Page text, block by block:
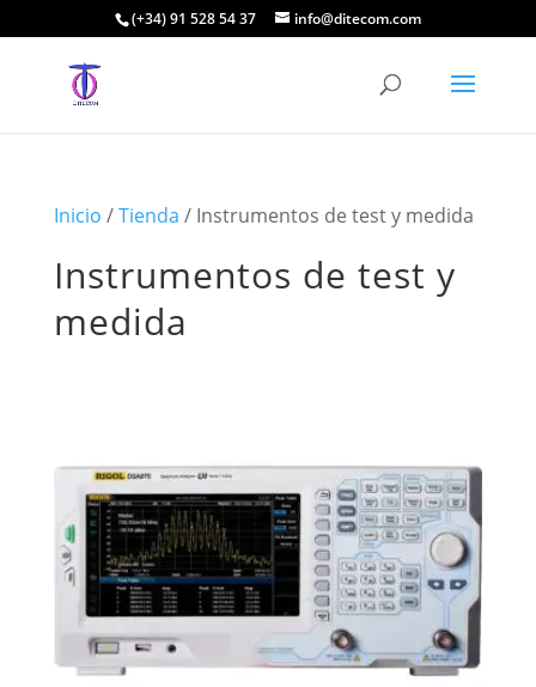
(+34) 91 528 54 37 info@ditecom.com
Inicio /Tienda / Instrumentos de test y medida
Instrumentos de test y
medida